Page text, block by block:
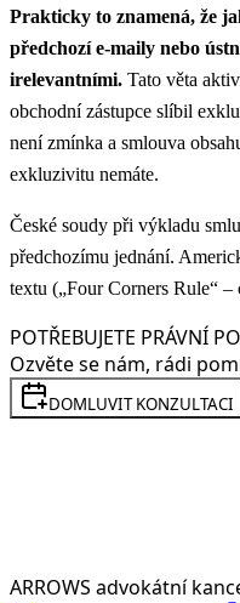
Prakticky to znamená, že
předchozí e-maily nebo
irelevantními. Tato věta
obchodní zástupce slíbil
není zmínka a smlouva
exkluzivitu nemáte.
České soudy při výkladu
předchozímu jednání.
textu („Four Corners Rule“
POTŘEBUJETE PRÁVNÍ
Ozvěte se nám, rádi
DOMLUVIT KONZULTACI
ARROWS advokátní